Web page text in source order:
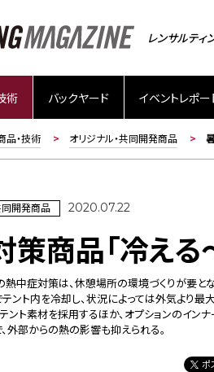
レンサルティ
術 バックヤード イベントレポー
品・技術 オリジナル・共同開発商品
同開発商品 2020.07.22
策商品「冷える
中症対策は、休憩場所の環境づくりが要と
ント内を冷却し、状況によっては外気より
ント素材を採用するほか、オプションのイン
外部からの熱の影響も抑えられる。
ポ